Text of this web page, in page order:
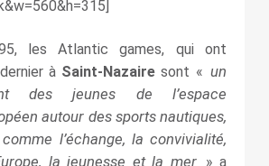
les Atlantic games, qui ont
à Saint-Nazaire sont «un
des jeunes de l’espace
autour des sports nautiques,
l’échange, la convivialité,
la jeunesse et la mer» a